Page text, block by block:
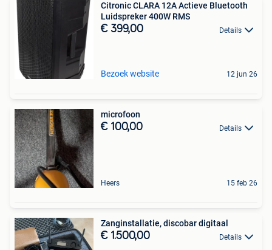
Citronic CLARA 12A Actieve Bluetooth
Luidspreker 400W RMS
€ 399,00 Details
Bezoek website 12 jun 26
microfoon
€ 100,00 Details
Heers 15 feb 26
Zanginstallatie, discobar digitaal
€ 1.500,00 Details